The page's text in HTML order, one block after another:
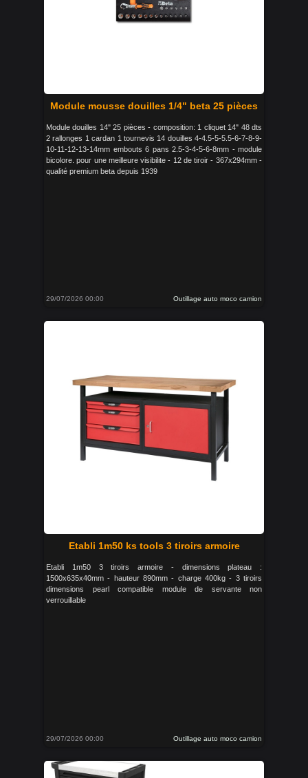
Module mousse douilles 1/4" beta 25 pièces
Module douilles 14" 25 pièces - composition: 1 cliquet 14" 48 dts
2 rallonges 1 cardan 1 tournevis 14 douilles 4-4.5-5-5.5-6-7-8-9-
10-11-12-13-14mm embouts 6 pans 2.5-3-4-5-6-8mm - module
bicolore. pour une meilleure visibilite - 12 de tiroir - 367x294mm -
qualité premium beta depuis 1939
29/07/2026 00:00 Outillage auto moco camion
Etabli 1m50 ks tools 3 tiroirs armoire
Etabli 1m50 3 tiroirs armoire - dimensions plateau :
1500x635x40mm - hauteur 890mm - charge 400kg - 3 tiroirs
dimensions pearl compatible module de servante non
verrouillable
29/07/2026 00:00 Outillage auto moco camion